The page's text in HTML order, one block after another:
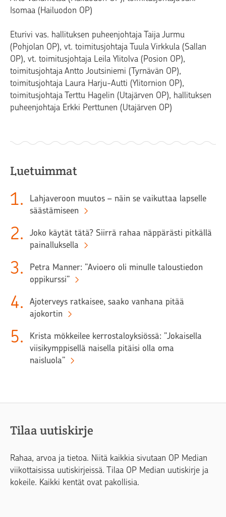
Isomaa (Hailuodon OP)
Eturivi vas. hallituksen puheenjohtaja Taija Jurmu
(Pohjolan OP), vt. toimitusjohtaja Tuula Virkkula (Sallan
OP), vt. toimitusjohtaja Leila Ylitolva (Posion OP),
toimitusjohtaja Antto Joutsiniemi (Tyrnävän OP),
toimitusjohtaja Laura Harju-Autti (Ylitornion OP),
toimitusjohtaja Terttu Hagelin (Utajärven OP), hallituksen
puheenjohtaja Erkki Perttunen (Utajärven OP)
Luetuimmat
1.
Lahjaveroon muutos – näin se vaikuttaa lapselle
säästämiseen
2.
Joko käytät tätä? Siirrä rahaa näppärästi pitkällä
painalluksella
3.
Petra Manner: ”Avioero oli minulle taloustiedon
oppikurssi”
4.
Ajoterveys ratkaisee, saako vanhana pitää
ajokortin
5.
Krista mökkeilee kerrostaloyksiössä: ”Jokaisella
viisikymppisellä naisella pitäisi olla oma
naisluola”
Tilaa uutiskirje
Rahaa, arvoa ja tietoa. Niitä kaikkia sivutaan OP Median
viikottaisissa uutiskirjeissä. Tilaa OP Median uutiskirje ja
kokeile. Kaikki kentät ovat pakollisia.